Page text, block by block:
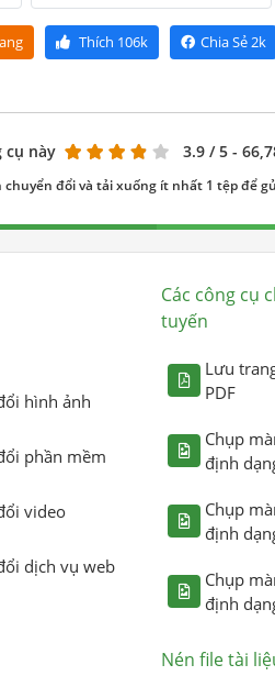
Thích 106k Chia Sẻ2k
cụ này 3.9 / 5 -
chuyển đổi và tải xuống ít nhất 1 tệp để
hình ảnh
phần mềm
video
dịch vụ web
Các công cụ
tuyến
Lưu
PDF
Chụp
định
Chụp
định
Chụp
định
Nén file tài